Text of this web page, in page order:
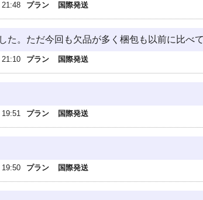
21:48 プラン 国際発送
た。ただ今回も欠品が多く梱包も以前に比べ
21:10 プラン 国際発送
19:51 プラン 国際発送
19:50 プラン 国際発送